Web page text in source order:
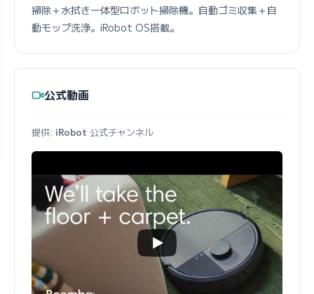
掃除＋水拭き一体型ロボット掃除機。自動ゴミ収集＋自
動モップ洗浄。iRobot OS搭載。
公式動画
提供: iRobot 公式チャンネル